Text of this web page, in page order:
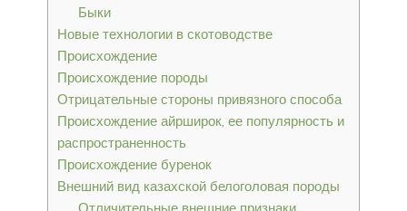
Быки
Новые технологии в скотоводстве
Происхождение
Происхождение породы
Отрицательные стороны привязного способа
Происхождение айрширок, ее популярность и
распространенность
Происхождение буренок
Внешний вид казахской белоголовая породы